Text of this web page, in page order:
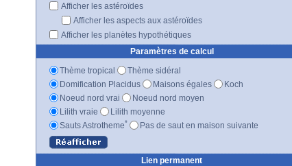
Afficher les astéroïdes
Afficher les aspects aux astéroïdes
Afficher les planètes hypothétiques
Paramètres de calcul
Thème tropical
Thème sidéral
Domification Placidus
Maisons égales
Koch
Noeud nord vrai
Noeud nord moyen
Lilith vraie
Lilith moyenne
Sauts Astrotheme* Pas de saut en maison suivante
Lien permanent